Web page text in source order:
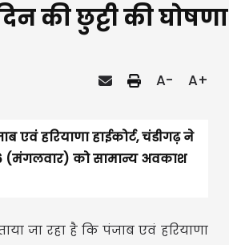
की छुट्टी की घोषणा
A- A+
एवं हरियाणा हाईकोर्ट, चंडीगढ़ ने
(मंगलवार) को सामान्य अवकाश
जा रहा है कि पंजाब एवं हरियाणा